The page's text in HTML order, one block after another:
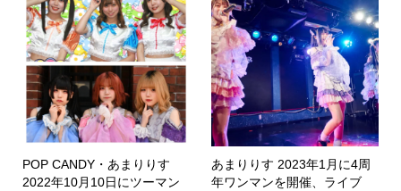
POP CANDY・あまりりす
2022年10月10日にツーマン
あまりりす 2023年1月に4周
年ワンマンを開催、ライブ